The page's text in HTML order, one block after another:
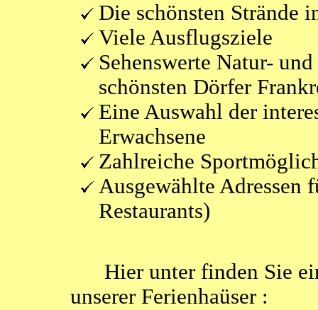
Die schönsten Strände
Viele Ausflugsziele
Sehenswerte Natur-
schönsten Dörfer
Eine Auswahl der
Erwachsene
Zahlreiche
Ausgewählte Adressen
Restaurants)
Hier unter finden Sie
unserer Ferienhaüser :